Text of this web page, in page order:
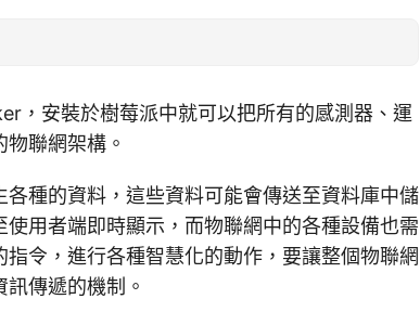
，安裝於樹莓派中就可以把所有的感測器、運
聯網架構。
種的資料，這些資料可能會傳送至資料庫中儲
用者端即時顯示，而物聯網中的各種設備也需
令，進行各種智慧化的動作，要讓整個物聯網
傳遞的機制。